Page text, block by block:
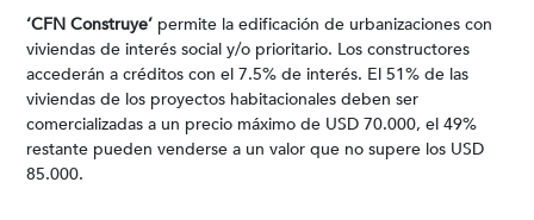
‘CFN Construye’ permite la edificación de urbanizaciones con
viviendas de interés social y/o prioritario. Los constructores
accederán a créditos con el 7.5% de interés. El 51% de las
viviendas de los proyectos habitacionales deben ser
comercializadas a un precio máximo de USD 70.000, el 49%
restante pueden venderse a un valor que no supere los USD
85.000.